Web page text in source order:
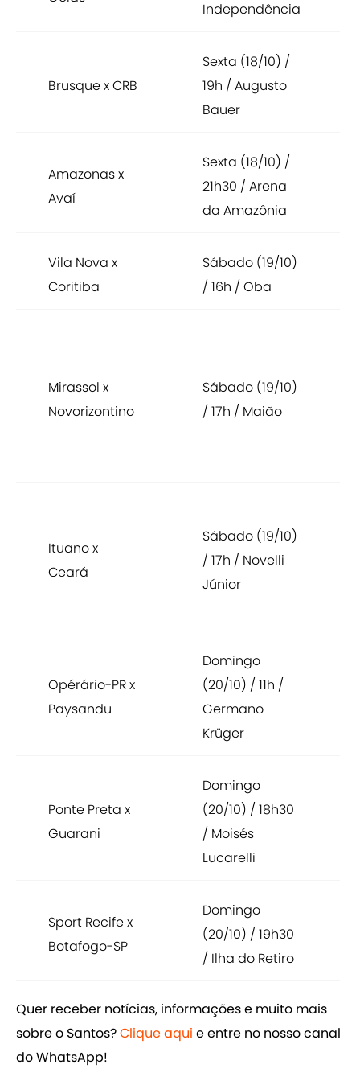
Independência
Brusque x CRB
Sexta (18/10) /
19h / Augusto
Bauer
Amazonas x
Avaí
Sexta (18/10) /
21h30 / Arena
da Amazônia
Vila Nova x
Coritiba
Sábado (19/10)
/ 16h / Oba
Mirassol x
Novorizontino
Sábado (19/10)
/ 17h / Maião
Ituano x
Ceará
Sábado (19/10)
/ 17h / Novelli
Júnior
Opérário-PR x
Paysandu
Domingo
(20/10) / 11h /
Germano
Krüger
Ponte Preta x
Guarani
Domingo
(20/10) / 18h30
/ Moisés
Lucarelli
Sport Recife x
Botafogo-SP
Domingo
(20/10) / 19h30
/ Ilha do Retiro
Quer receber notícias, informações e muito mais
sobre o Santos?Clique aqui e entre no nosso canal
do WhatsApp!